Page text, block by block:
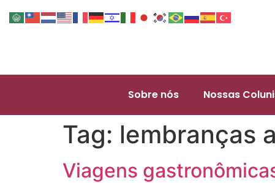
Sobre nós Nossas
Tag: lembranças
Viagens